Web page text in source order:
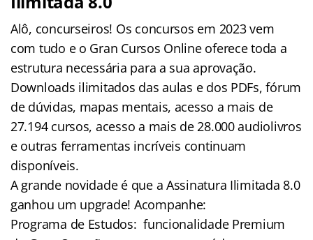
Alô, concurseiros! Os concursos em 2023 vem
com tudo e o Gran Cursos Online oferece toda a
estrutura necessária para a sua aprovação.
Downloads ilimitados das aulas e dos PDFs, fórum
de dúvidas, mapas mentais, acesso a mais de
27.194 cursos, acesso a mais de 28.000 audiolivros
e outras ferramentas incríveis continuam
disponíveis.
A grande novidade é que a Assinatura Ilimitada 8.0
ganhou um upgrade! Acompanhe:
Programa de Estudos: funcionalidade Premium